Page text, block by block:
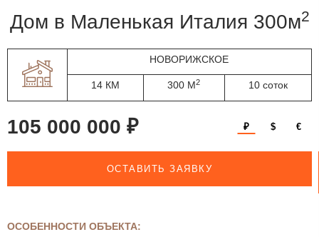
дом в Маленькая Италия 300м2
НОВОРИЖСКОЕ
14 КМ 300 М2 10 соток
105 000 000 ₽ ₽ $ €
ОСТАВИТЬ ЗАЯВКУ
ОСОБЕННОСТИ ОБЪЕКТА: